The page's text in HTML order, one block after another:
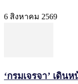
6 สิงหาคม 2569
‘กรมเจรจา’ เดิ